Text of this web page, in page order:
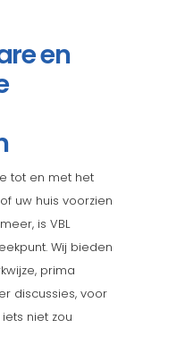
en
tot en met het
uw huis voorzien
is VBL
Wij bieden
prima
discussies, voor
niet zou